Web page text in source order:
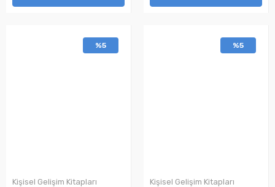
%5
Kişisel Gelişim Kitapları
%5
Kişisel Gelişim Kitapları